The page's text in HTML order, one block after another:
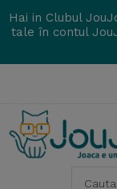
Hai in Clubul
tale în contul